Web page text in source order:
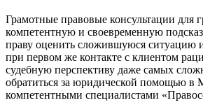
Грамотные правовые консультации для
компетентную и своевременную
праву оценить сложившуюся ситуацию
при первом же контакте с клиентом
судебную перспективу даже самых
обратиться за юридической помощью в
компетентными специалистами